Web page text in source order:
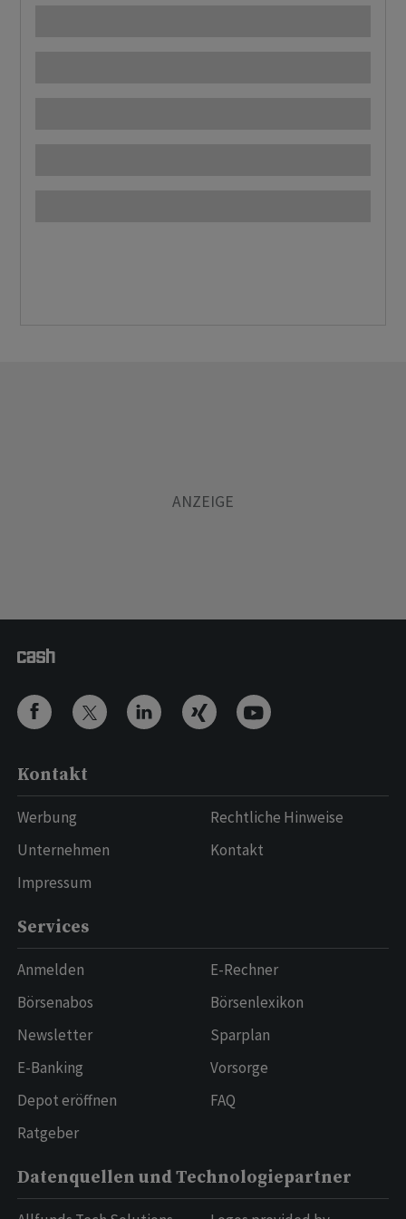
Kontakt
Werbung
Unternehmen
Impressum
Rechtliche Hinweise
Kontakt
Services
Anmelden
Börsenabos
Newsletter
E-Banking
Depot eröffnen
Ratgeber
E-Rechner
Börsenlexikon
Sparplan
Vorsorge
FAQ
Datenquellen und Technologiepartner